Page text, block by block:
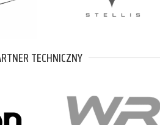
TECHNICZNY